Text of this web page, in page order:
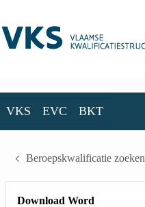
VKS EVC BKT
Beroepskwalificatie zoeken
Download Word